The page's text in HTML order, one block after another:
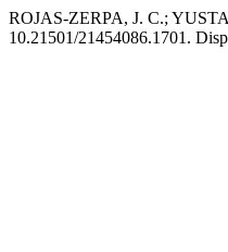
ROJAS-ZERPA, J. C.;
10.21501/21454086.1701.